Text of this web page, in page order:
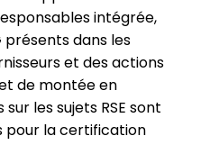
intégrée,
présents dans les
et des actions
de montée en
les sujets RSE sont
pour la certification